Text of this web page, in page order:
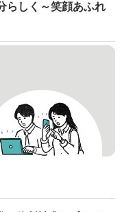
しく～笑顔あふれ